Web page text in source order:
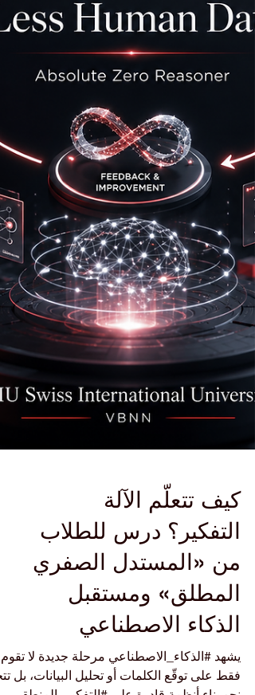
اليوم من أهم أدوات التقدم الوطني. فالدول
تستثمر في المعرفة لا تبني حاضرها فقط، بل